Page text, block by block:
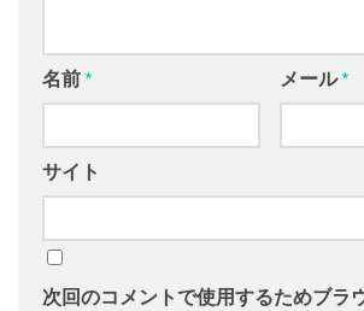
名前 * メール*
サイト
次回のコメントで使用するためブラ